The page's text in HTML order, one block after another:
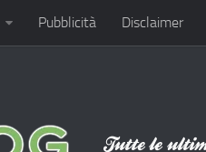
Pubblicità Disclaimer